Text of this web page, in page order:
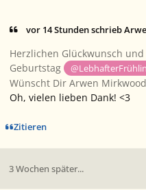
vor 14 Stunden schrieb
Herzlichen Glückwunsch
Geburtstag
Wünscht Dir Arwen Mirkwood
Oh, vielen lieben Dank! <3
Zitieren
3 Wochen später...